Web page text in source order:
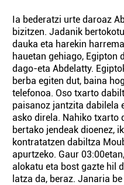
Ia bederatzi urte daroaz
bizitzen. Jadanik
dauka eta harekin
hauetan gehiago, Egipton
dago-eta Abdelatty.
berba egiten dut, baina
telefonoa. Oso txarto
paisanoz jantzita dabilela
asko direla. Nahiko txarto
bertako jendeak dioenez,
kontratatzen dabiltza
apurtzeko. Gaur
alokatu eta bost gazte hil
latza da, beraz. Janaria